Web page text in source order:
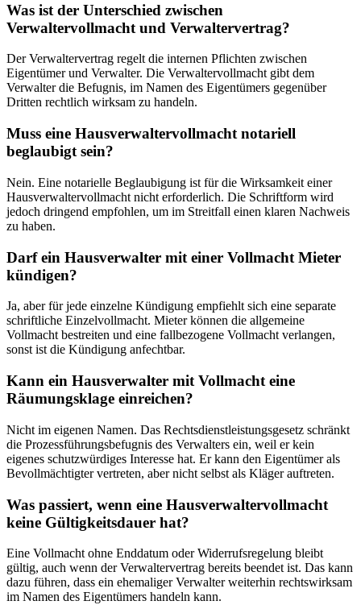
Was ist der Unterschied zwischen
Verwaltervollmacht und Verwaltervertrag?
Der Verwaltervertrag regelt die internen Pflichten zwischen
Eigentümer und Verwalter. Die Verwaltervollmacht gibt dem
Verwalter die Befugnis, im Namen des Eigentümers gegenüber
Dritten rechtlich wirksam zu handeln.
Muss eine Hausverwaltervollmacht notariell
beglaubigt sein?
Nein. Eine notarielle Beglaubigung ist für die Wirksamkeit einer
Hausverwaltervollmacht nicht erforderlich. Die Schriftform wird
jedoch dringend empfohlen, um im Streitfall einen klaren Nachweis
zu haben.
Darf ein Hausverwalter mit einer Vollmacht Mieter
kündigen?
Ja, aber für jede einzelne Kündigung empfiehlt sich eine separate
schriftliche Einzelvollmacht. Mieter können die allgemeine
Vollmacht bestreiten und eine fallbezogene Vollmacht verlangen,
sonst ist die Kündigung anfechtbar.
Kann ein Hausverwalter mit Vollmacht eine
Räumungsklage einreichen?
Nicht im eigenen Namen. Das Rechtsdienstleistungsgesetz schränkt
die Prozessführungsbefugnis des Verwalters ein, weil er kein
eigenes schutzwürdiges Interesse hat. Er kann den Eigentümer als
Bevollmächtigter vertreten, aber nicht selbst als Kläger auftreten.
Was passiert, wenn eine Hausverwaltervollmacht
keine Gültigkeitsdauer hat?
Eine Vollmacht ohne Enddatum oder Widerrufsregelung bleibt
gültig, auch wenn der Verwaltervertrag bereits beendet ist. Das kann
dazu führen, dass ein ehemaliger Verwalter weiterhin rechtswirksam
im Namen des Eigentümers handeln kann.